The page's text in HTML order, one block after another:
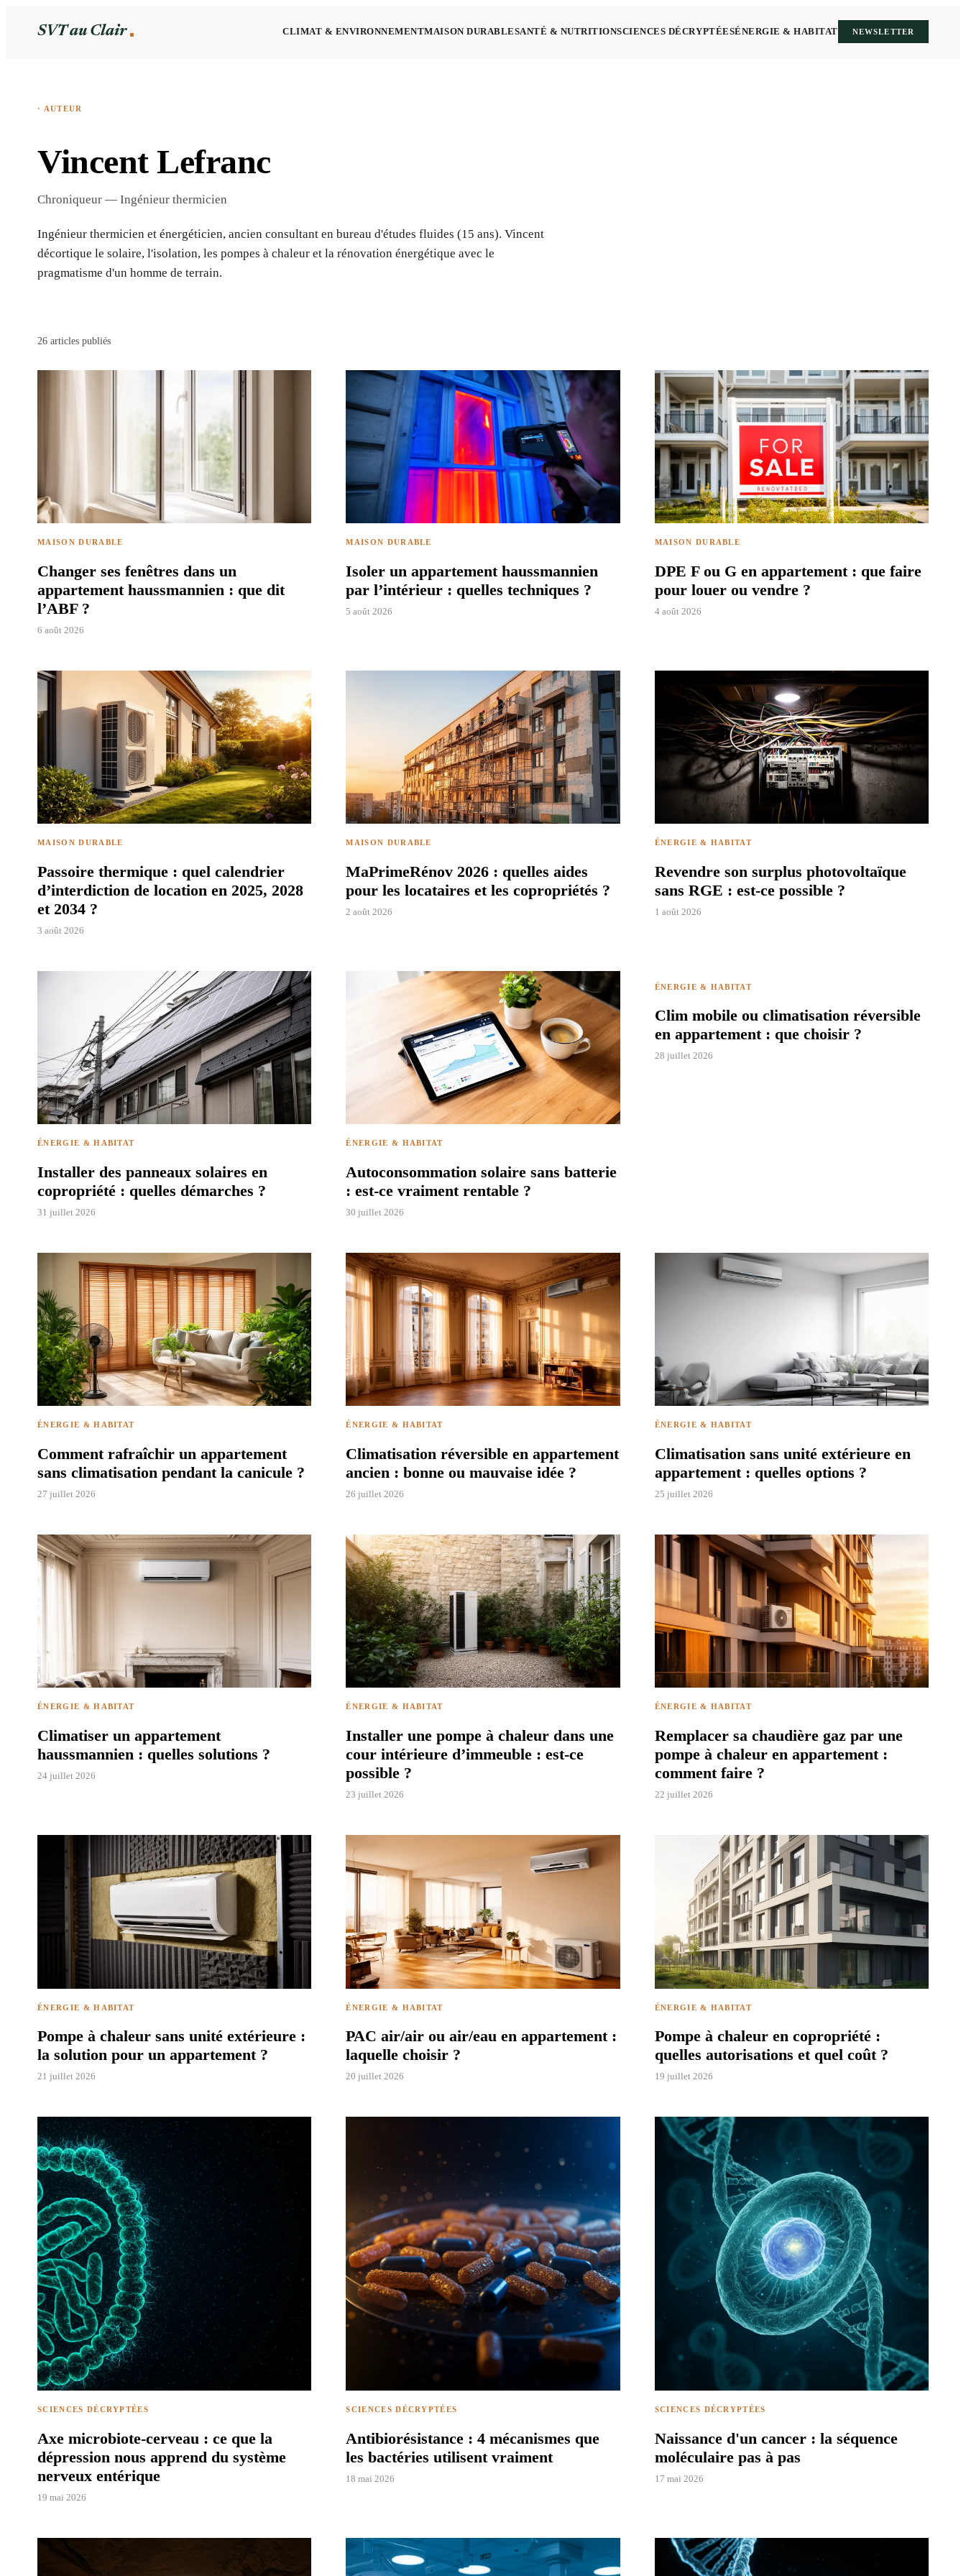
SVT au Clair CLIMAT & ENVIRONNEMENTMAISON DURABLESANTÉ & NUTRITIONSCIENCES DÉCRYPTÉESÉNERGIE & HABITAT NEWSLETTER
· AUTEUR
Vincent Lefranc
Chroniqueur — Ingénieur thermicien
Ingénieur thermicien et énergéticien, ancien consultant en bureau d'études fluides (15 ans). Vincent
décortique le solaire, l'isolation, les pompes à chaleur et la rénovation énergétique avec le
pragmatisme d'un homme de terrain.
26 articles publiés
MAISON DURABLE
Changer ses fenêtres dans un
appartement haussmannien : que dit
l’ABF ?
6 août 2026
MAISON DURABLE
Isoler un appartement haussmannien
par l’intérieur : quelles techniques ?
5 août 2026
MAISON DURABLE
DPE F ou G en appartement : que faire
pour louer ou vendre ?
4 août 2026
MAISON DURABLE
Passoire thermique : quel calendrier
d’interdiction de location en 2025, 2028
et 2034 ?
3 août 2026
MAISON DURABLE
MaPrimeRénov 2026 : quelles aides
pour les locataires et les copropriétés ?
2 août 2026
ÉNERGIE & HABITAT
Revendre son surplus photovoltaïque
sans RGE : est-ce possible ?
1 août 2026
ÉNERGIE & HABITAT
Installer des panneaux solaires en
copropriété : quelles démarches ?
31 juillet 2026
ÉNERGIE & HABITAT
Autoconsommation solaire sans batterie
: est-ce vraiment rentable ?
30 juillet 2026
ÉNERGIE & HABITAT
Clim mobile ou climatisation réversible
en appartement : que choisir ?
28 juillet 2026
ÉNERGIE & HABITAT
Comment rafraîchir un appartement
sans climatisation pendant la canicule ?
27 juillet 2026
ÉNERGIE & HABITAT
Climatisation réversible en appartement
ancien : bonne ou mauvaise idée ?
26 juillet 2026
ÉNERGIE & HABITAT
Climatisation sans unité extérieure en
appartement : quelles options ?
25 juillet 2026
ÉNERGIE & HABITAT
Climatiser un appartement
haussmannien : quelles solutions ?
24 juillet 2026
ÉNERGIE & HABITAT
Installer une pompe à chaleur dans une
cour intérieure d’immeuble : est-ce
possible ?
23 juillet 2026
ÉNERGIE & HABITAT
Remplacer sa chaudière gaz par une
pompe à chaleur en appartement :
comment faire ?
22 juillet 2026
ÉNERGIE & HABITAT
Pompe à chaleur sans unité extérieure :
la solution pour un appartement ?
21 juillet 2026
ÉNERGIE & HABITAT
PAC air/air ou air/eau en appartement :
laquelle choisir ?
20 juillet 2026
ÉNERGIE & HABITAT
Pompe à chaleur en copropriété :
quelles autorisations et quel coût ?
19 juillet 2026
SCIENCES DÉCRYPTÉES
Axe microbiote-cerveau : ce que la
dépression nous apprend du système
nerveux entérique
19 mai 2026
SCIENCES DÉCRYPTÉES
Antibiorésistance : 4 mécanismes que
les bactéries utilisent vraiment
18 mai 2026
SCIENCES DÉCRYPTÉES
Naissance d'un cancer : la séquence
moléculaire pas à pas
17 mai 2026